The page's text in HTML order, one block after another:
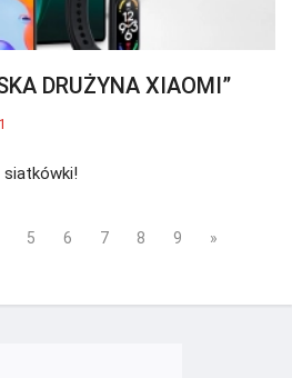
DRUŻYNA XIAOMI”
siatkówki!
5 6 7 8 9 »